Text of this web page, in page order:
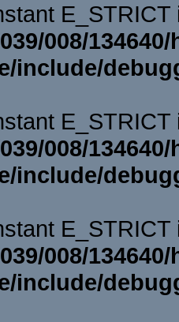
008/
include/
008/
include/
008/
include/